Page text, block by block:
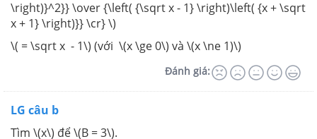
\right)}^2}} \over {\left( {\sqrt x - 1} \right)\left( {x + \sqrt
x + 1} \right)}} \cr} \)
\( = \sqrt x - 1\) (với \(x \ge 0\) và \(x \ne 1)\)
Đánh giá:
LG câu b
Tìm \(x\) để \(B = 3\).